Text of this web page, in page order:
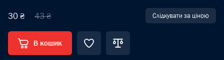
30 ₴ 43 ₴ Слідкувати за ціною
В кошик